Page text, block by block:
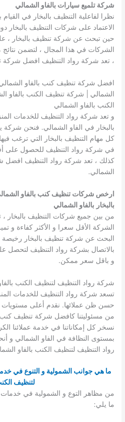
شركة تلميع سيارات بالفاو الشمالي
نظرا لفاعلية التنظيف بالبخار في
الاعتماد على شركات التنظيف بالبخار
حين تبحث عن شركة تنظيف بالبخار ،
الشركات في هذا المجال ، لتضمن
، تعد شركة رواد التنظيف افضل شركة
افضل شركة تنظيف كنب بالفاو
الشمالي | شركة تنظيف الكنب بالفاو
الكنب بالفاو الشمالي
و تعد شركة رواد التنظيف للخدمات
بالبخار في الفاو الشمالي. فنحن شركة
كل مهام التنظيف بالبخار التي ترغب
في شركة رواد التنظيف للحصول على
كذلك ، تعد شركة رواد التنظيف افضل
الشمالي.
ارخص شركات تنظيف كنب بالفاو
بالبخار بالفاو الشمالي
من بين جميع شركات التنظيف بالبخار
الشركة الأقل سعرا و الأكثر كفاءة و
البحث عن شركة تنظيف بالبخار
بالاتصال بشركة رواد التنظيف لتحصل
و باقل سعر ممكن.
شركة رواد التنظيف لتنظيف الكنب
تسعد شركة رواد التنظيف للخدمات
حسن ظن عملائها. نقدم أعلى مستويات
من مسئوليتنا كافضل شركة تنظيف كنب
نسخر كل إمكاناتنا في خدمة عملائنا
بمستوى النظافة في الفاو الشمالي و
رواد التنظيف لتنظيف الكنب بالفاو
ما هي جوانب الشمولية و التنوع في
لتنظيف
من مظاهر التوع و الشمولية في خدمات
ما يلي: